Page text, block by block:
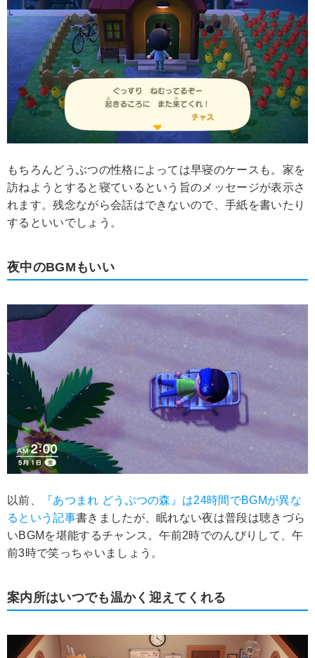
もちろんどうぶつの性格によっては早寝のケースも。家を
訪ねようとすると寝ているという旨のメッセージが表示さ
れます。残念ながら会話はできないので、手紙を書いたり
するといいでしょう。
夜中のBGMもいい
以前、
『あつまれ どうぶつの森』は24時間でBGMが異な
るという記事書きましたが、眠れない夜は普段は聴きづら
いBGMを堪能するチャンス。午前2時でのんびりして、午
前3時で笑っちゃいましょう。
案内所はいつでも温かく迎えてくれる